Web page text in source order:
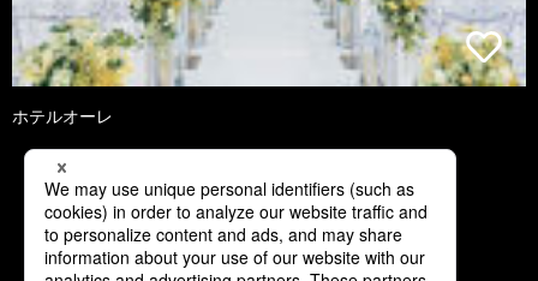
ホテルオーレ
3 4 5 6 7